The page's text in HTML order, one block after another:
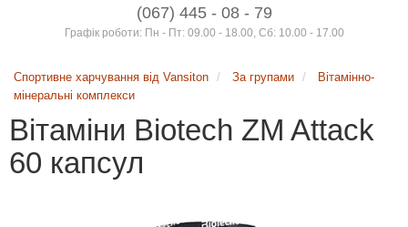
(067) 445 - 08 - 79
Графік роботи: Пн - Пт: 09.00 - 18.00, Сб: 10.00 - 17.00
Спортивне харчування від Vansiton За групами
Вітамінно-
мінеральні комплекси
Вітаміни Biotech ZM Attack
60 капсул